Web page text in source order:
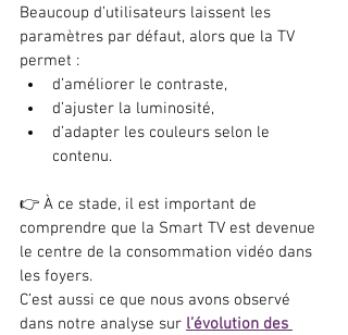
Beaucoup d’utilisateurs laissent les
paramètres par défaut, alors que la TV
permet :
d’améliorer le contraste,
d’ajuster la luminosité,
d’adapter les couleurs selon le
contenu.
👉 À ce stade, il est important de
comprendre que la Smart TV est devenue
le centre de la consommation vidéo dans
les foyers.
C’est aussi ce que nous avons observé
dans notre analyse sur l’évolution des